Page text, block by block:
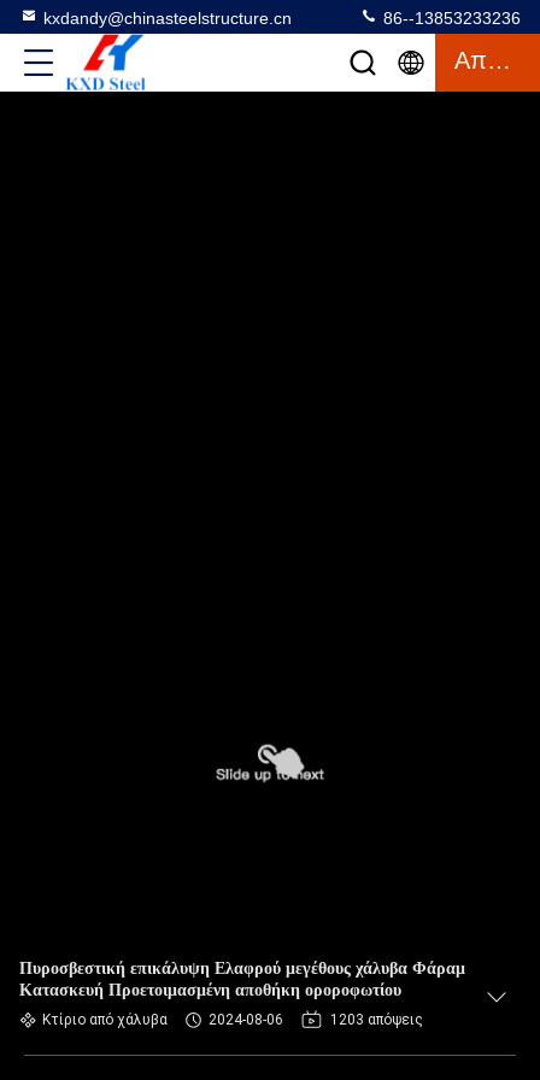
kxdandy@chinasteelstructure.cn 86--13853233236
Απόσπασμα
Πυροσβεστική επικάλυψη Ελαφρού μεγέθους χάλυβα Φάραμ
Κατασκευή Προετοιμασμένη αποθήκη οροροφωτίου
Κτίριο από χάλυβα 2024-08-06 1203 απόψεις